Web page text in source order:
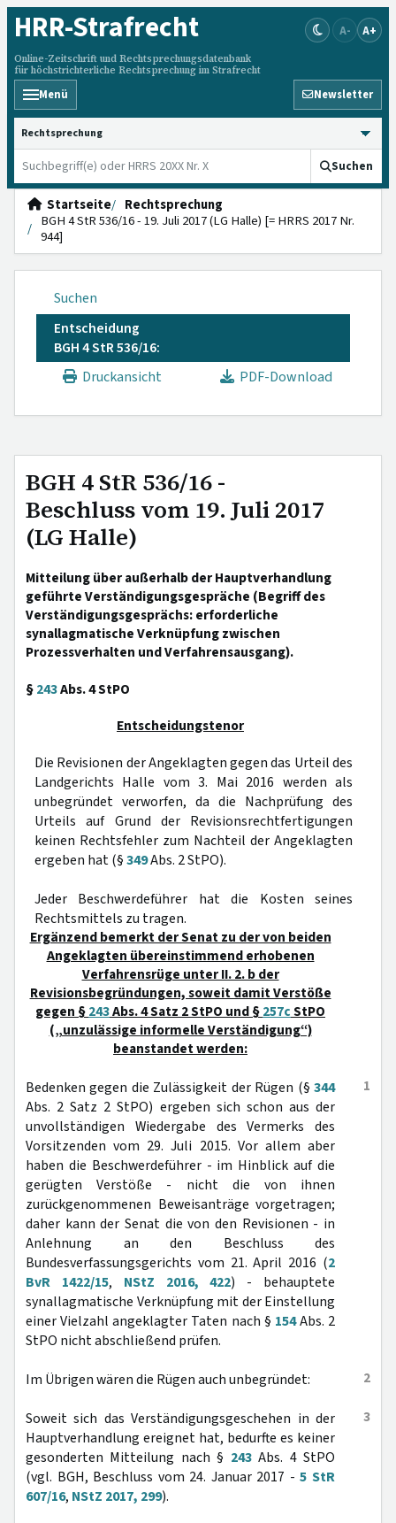
HRR-Strafrecht
Online-Zeitschrift und Rechtsprechungsdatenbank
für höchstrichterliche Rechtsprechung im Strafrecht
A- A+
Menü Newsletter
HRRS durchsuchen
Suchen
Startseite
Rechtsprechung
BGH 4 StR 536/16 - 19. Juli 2017 (LG Halle) [= HRRS 2017 Nr.
944]
Suchen
Entscheidung
BGH 4 StR 536/16:
Druckansicht
PDF-Download
BGH 4 StR 536/16 -
Beschluss vom 19. Juli 2017
(LG Halle)
Mitteilung über außerhalb der Hauptverhandlung
geführte Verständigungsgespräche (Begriff des
Verständigungsgesprächs: erforderliche
synallagmatische Verknüpfung zwischen
Prozessverhalten und Verfahrensausgang).
§243Abs. 4 StPO
Entscheidungstenor
Die Revisionen der Angeklagten gegen das Urteil des
Landgerichts Halle vom 3. Mai 2016 werden als
unbegründet verworfen, da die Nachprüfung des
Urteils auf Grund der Revisionsrechtfertigungen
keinen Rechtsfehler zum Nachteil der Angeklagten
ergeben hat (§349Abs. 2 StPO).
Jeder Beschwerdeführer hat die Kosten seines
Rechtsmittels zu tragen.
Ergänzend bemerkt der Senat zu der von beiden
Angeklagten übereinstimmend erhobenen
Verfahrensrüge unter II. 2. b der
Revisionsbegründungen, soweit damit Verstöße
gegen §243Abs. 4 Satz 2 StPO und §257cStPO
(„unzulässige informelle Verständigung“)
beanstandet werden:
1
Bedenken gegen die Zulässigkeit der Rügen (§ 344
Abs. 2 Satz 2 StPO) ergeben sich schon aus der
unvollständigen Wiedergabe des Vermerks des
Vorsitzenden vom 29. Juli 2015. Vor allem aber
haben die Beschwerdeführer - im Hinblick auf die
gerügten Verstöße - nicht die von ihnen
zurückgenommenen Beweisanträge vorgetragen;
daher kann der Senat die von den Revisionen - in
Anlehnung an den Beschluss des
Bundesverfassungsgerichts vom 21. April 2016 (2
BvR 1422/15, NStZ 2016, 422) - behauptete
synallagmatische Verknüpfung mit der Einstellung
einer Vielzahl angeklagter Taten nach § 154Abs. 2
StPO nicht abschließend prüfen.
2
Im Übrigen wären die Rügen auch unbegründet:
3
Soweit sich das Verständigungsgeschehen in der
Hauptverhandlung ereignet hat, bedurfte es keiner
gesonderten Mitteilung nach § 243Abs. 4 StPO
(vgl. BGH, Beschluss vom 24. Januar 2017 -5 StR
607/16, NStZ 2017, 299).